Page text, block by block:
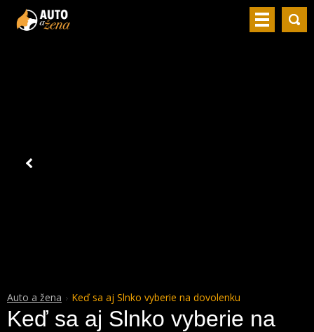
Auto a žena Keď sa aj Slnko vyberie na dovolenku
Keď sa aj Slnko vyberie na